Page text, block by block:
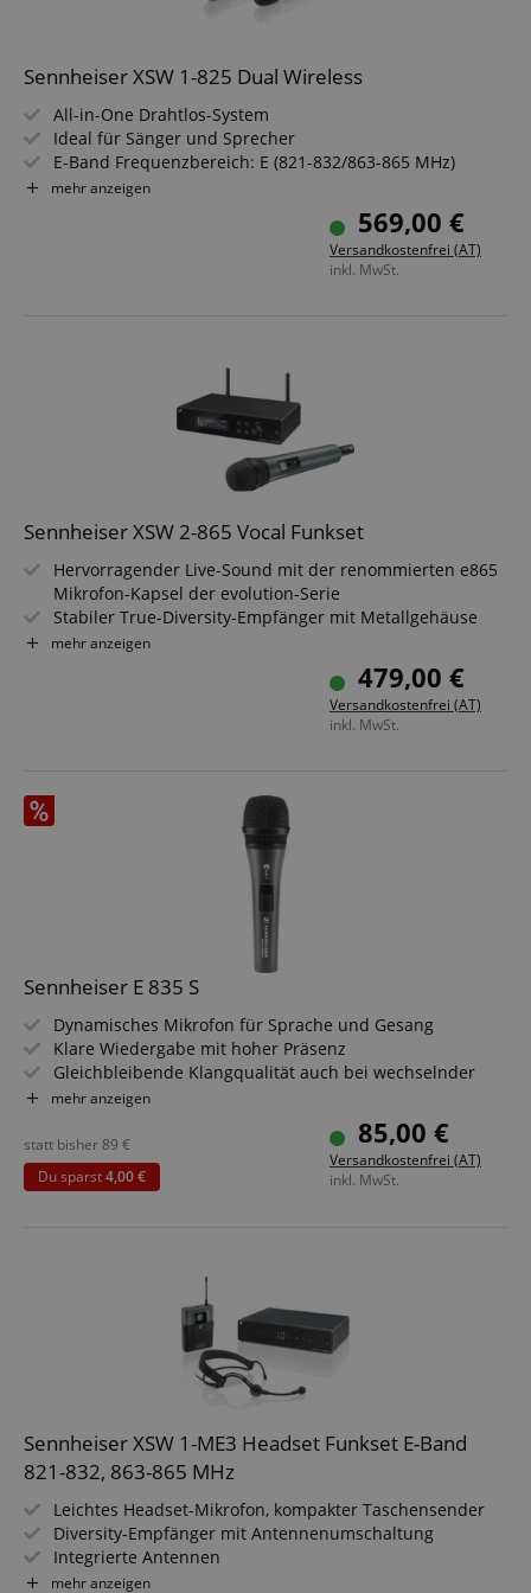
Sennheiser XSW 1-825 Dual Wireless
All-in-One Drahtlos-System
Ideal für Sänger und Sprecher
E-Band Frequenzbereich: E (821-832/863-865 MHz)
NF-Übertragungsbereich: 80-14,000 Hz
Diversity-Empfänger mit Antennenumschaltung
mehr anzeigen
569,00 €
Versandkostenfrei (AT)
inkl. MwSt.
Sennheiser XSW 2-865 Vocal Funkset
Hervorragender Live-Sound mit der renommierten e865
Mikrofon-Kapsel der evolution-Serie
Stabiler True-Diversity-Empfänger mit Metallgehäuse
Externe Antennen
Abstimmbare UHF-Frequenzen innerhalb einer großen
E-Band Frequenzbereich: 821-832 MHz, 863-865 MHz
mehr anzeigen
479,00 €
Versandkostenfrei (AT)
inkl. MwSt.
Sennheiser E 835 S
Dynamisches Mikrofon für Sprache und Gesang
Klare Wiedergabe mit hoher Präsenz
Gleichbleibende Klangqualität auch bei wechselnder
Distanz oder achsenferner Einsprache
Geräuschloser Ein/Aus-Schalter
Dämpft Körperschall durch federnde Kapsellagerung
mehr anzeigen
85,00 €
Versandkostenfrei (AT)
inkl. MwSt.
statt bisher89 €
Du sparst4,00 €
Sennheiser XSW 1-ME3 Headset Funkset E-Band
821-832, 863-865 MHz
Leichtes Headset-Mikrofon, kompakter Taschensender
Diversity-Empfänger mit Antennenumschaltung
Integrierte Antennen
Einfache Konfiguration dank automatischem
mehr anzeigen